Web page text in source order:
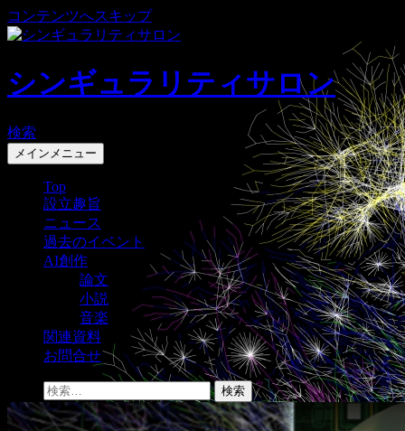
コンテンツへスキップ
シンギュラリティサロン
検索
メインメニュー
Top
設立趣旨
ニュース
過去のイベント
AI創作
論文
小説
音楽
関連資料
お問合せ